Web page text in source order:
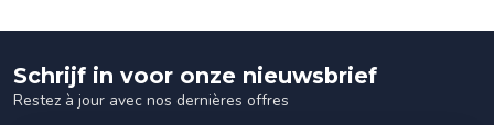
Schrijf in voor onze nieuwsbrief
Restez à jour avec nos dernières offres